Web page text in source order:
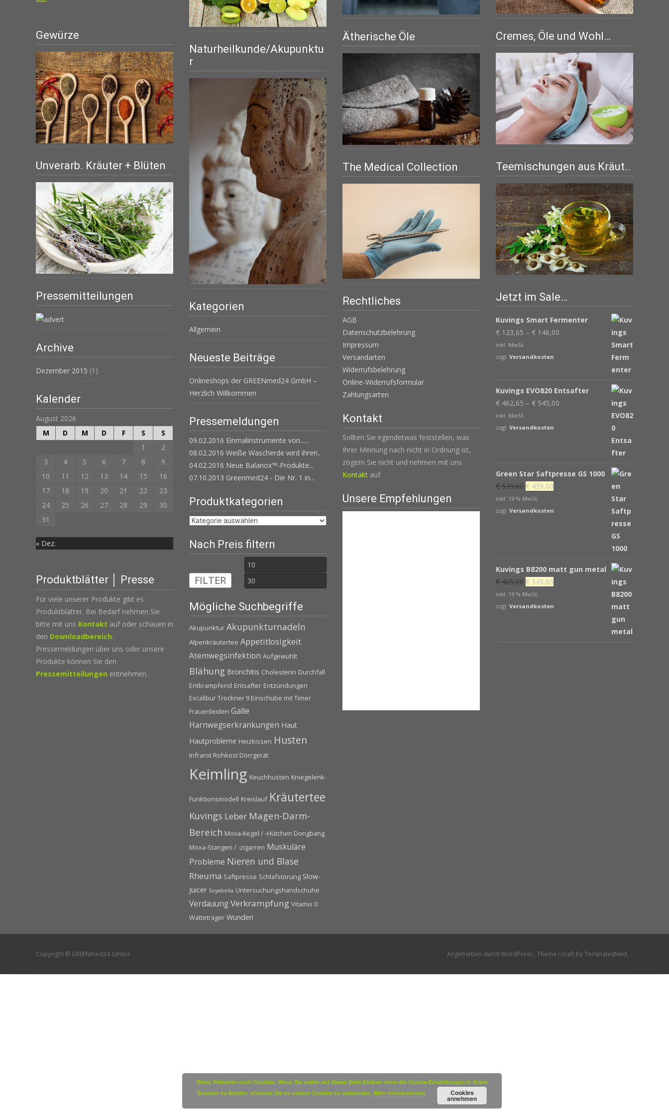
Gewürze Cremes, Öle und Wohl…
Ätherische Öle
Naturheilkunde/Akupunktu
r
Unverarb. Kräuter + Blüten Teemischungen aus Kräut..
The Medical Collection
Pressemitteilungen Jetzt im Sale…
Kuvings Smart Fermenter
€ 123,65 – € 146,00
inkl. MwSt.
zzgl. Versandkosten
Kuvings EVO820 Entsafter
€ 462,65 – € 545,00
inkl. MwSt.
zzgl. Versandkosten
Green Star Saftpresse GS 1000
€539,00 Ursprünglicher
Preis
war:
€ 439,00
ist:
inkl. 19 % MwSt.
zzgl. Versandkosten
Kuvings B8200 matt gun metal
€405,00 Ursprünglicher
Preis
war:
€ 343,65
ist:
inkl. 19 % MwSt.
zzgl. Versandkosten
Rechtliches
AGB
Datenschutzbelehrung
Impressum
Versandarten
Widerrufsbelehrung
Online-Widerrufsformular
Zahlungsarten
Kategorien
Allgemein
Archive
Dezember 2015 (1)
Neueste Beiträge
Onlineshops der GREENmed24 GmbH –
Herzlich Willkommen
Kalender
August 2026
M
D M D F S
S
1
2
3
4 5 6 7 8
9
10
11 12 13 14 15
16
17
18 19 20 21 22
23
24
25 26 27 28 29
30
31
« Dez.
Kontakt
Sollten Sie irgendetwas feststellen, was
Ihrer Meinung nach nicht in Ordnung ist,
zögern Sie nicht und nehmen mit uns
Kontakt auf.
Pressemeldungen
09.02.2016 Einmalinstrumente von......
08.02.2016 Weiße Wascherde wird ihren..
04.02.2016 Neue Balanox™-Produkte...
07.10.2013 Greenmed24 - Die Nr. 1 in...
Unsere Empfehlungen
Produktkategorien
Nach Preis filtern
Min.
Preis
FILTER
Produktblätter │ Presse
Für viele unserer Produkte gibt es
Produktblätter. Bei Bedarf nehmen Sie
bitte mit uns Kontakt auf oder schauen in
den Downloadbereich.
Pressemeldungen über uns oder unsere
Produkte können Sie den
Pressemitteilungen entnehmen.
Mögliche Suchbegriffe
Akupunktur Akupunkturnadeln
Alpenkräutertee Appetitlosigkeit
Atemwegsinfektion Aufgewühlt
Blähung Bronchitis Cholesterin Durchfall
Entkrampfend Entsafter Entzündungen
Excalibur Trockner 9 Einschübe mit Timer
Frauenleiden Galle
Harnwegserkrankungen Haut
Hautprobleme Heizkissen Husten
Infrarot Rohkost Dörrgerät
Keimling Keuchhusten Kniegelenk-
Funktionsmodell Kreislauf Kräutertee
Kuvings Leber Magen-Darm-
Bereich Moxa-Kegel / -Hütchen Dongbang
Moxa-Stangen / -zigarren Muskuläre
Probleme Nieren und Blase
Rheuma Saftpresse Schlafstörung Slow-
Juicer Soyabella Untersuchungshandschuhe
Verdauung Verkrampfung Vitamix 0
Watteträger Wunden
Copyright © GREENmed24 GmbH Angetrieben durch WordPress , Theme i-craft by TemplatesNext.
Diese Webseite nutzt Cookies. Wenn Sie weiter auf dieser Seite bleiben ohne die Cookie-Einstellungen in Ihrem
Browser zu ändern, stimmen Sie zu unsere Cookies zu verwenden. Mehr Informationen Cookies
annehmen